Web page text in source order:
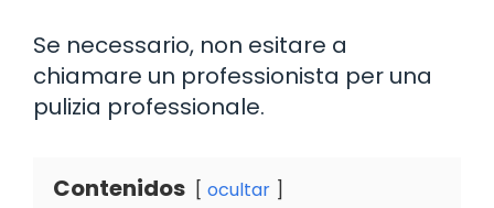
Se necessario, non esitare a
chiamare un professionista per una
pulizia professionale.
Contenidos ocultar